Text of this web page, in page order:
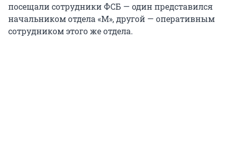
посещали сотрудники ФСБ — один представился
начальником отдела «М», другой — оперативным
сотрудником этого же отдела.